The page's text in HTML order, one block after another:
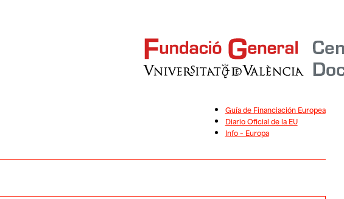
Guía de Financiación Europea
Diario Oficial de la EU
Info – Europa